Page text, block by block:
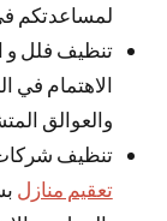
لمساعدتكم
تنظيف فلل و
الاهتمام في
والعوالق
تنظيف
تعقيم منازل